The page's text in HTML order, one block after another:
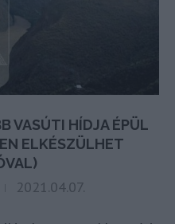
VASÚTI HÍDJA ÉPÜL
ELKÉSZÜLHET
2021.04.07.